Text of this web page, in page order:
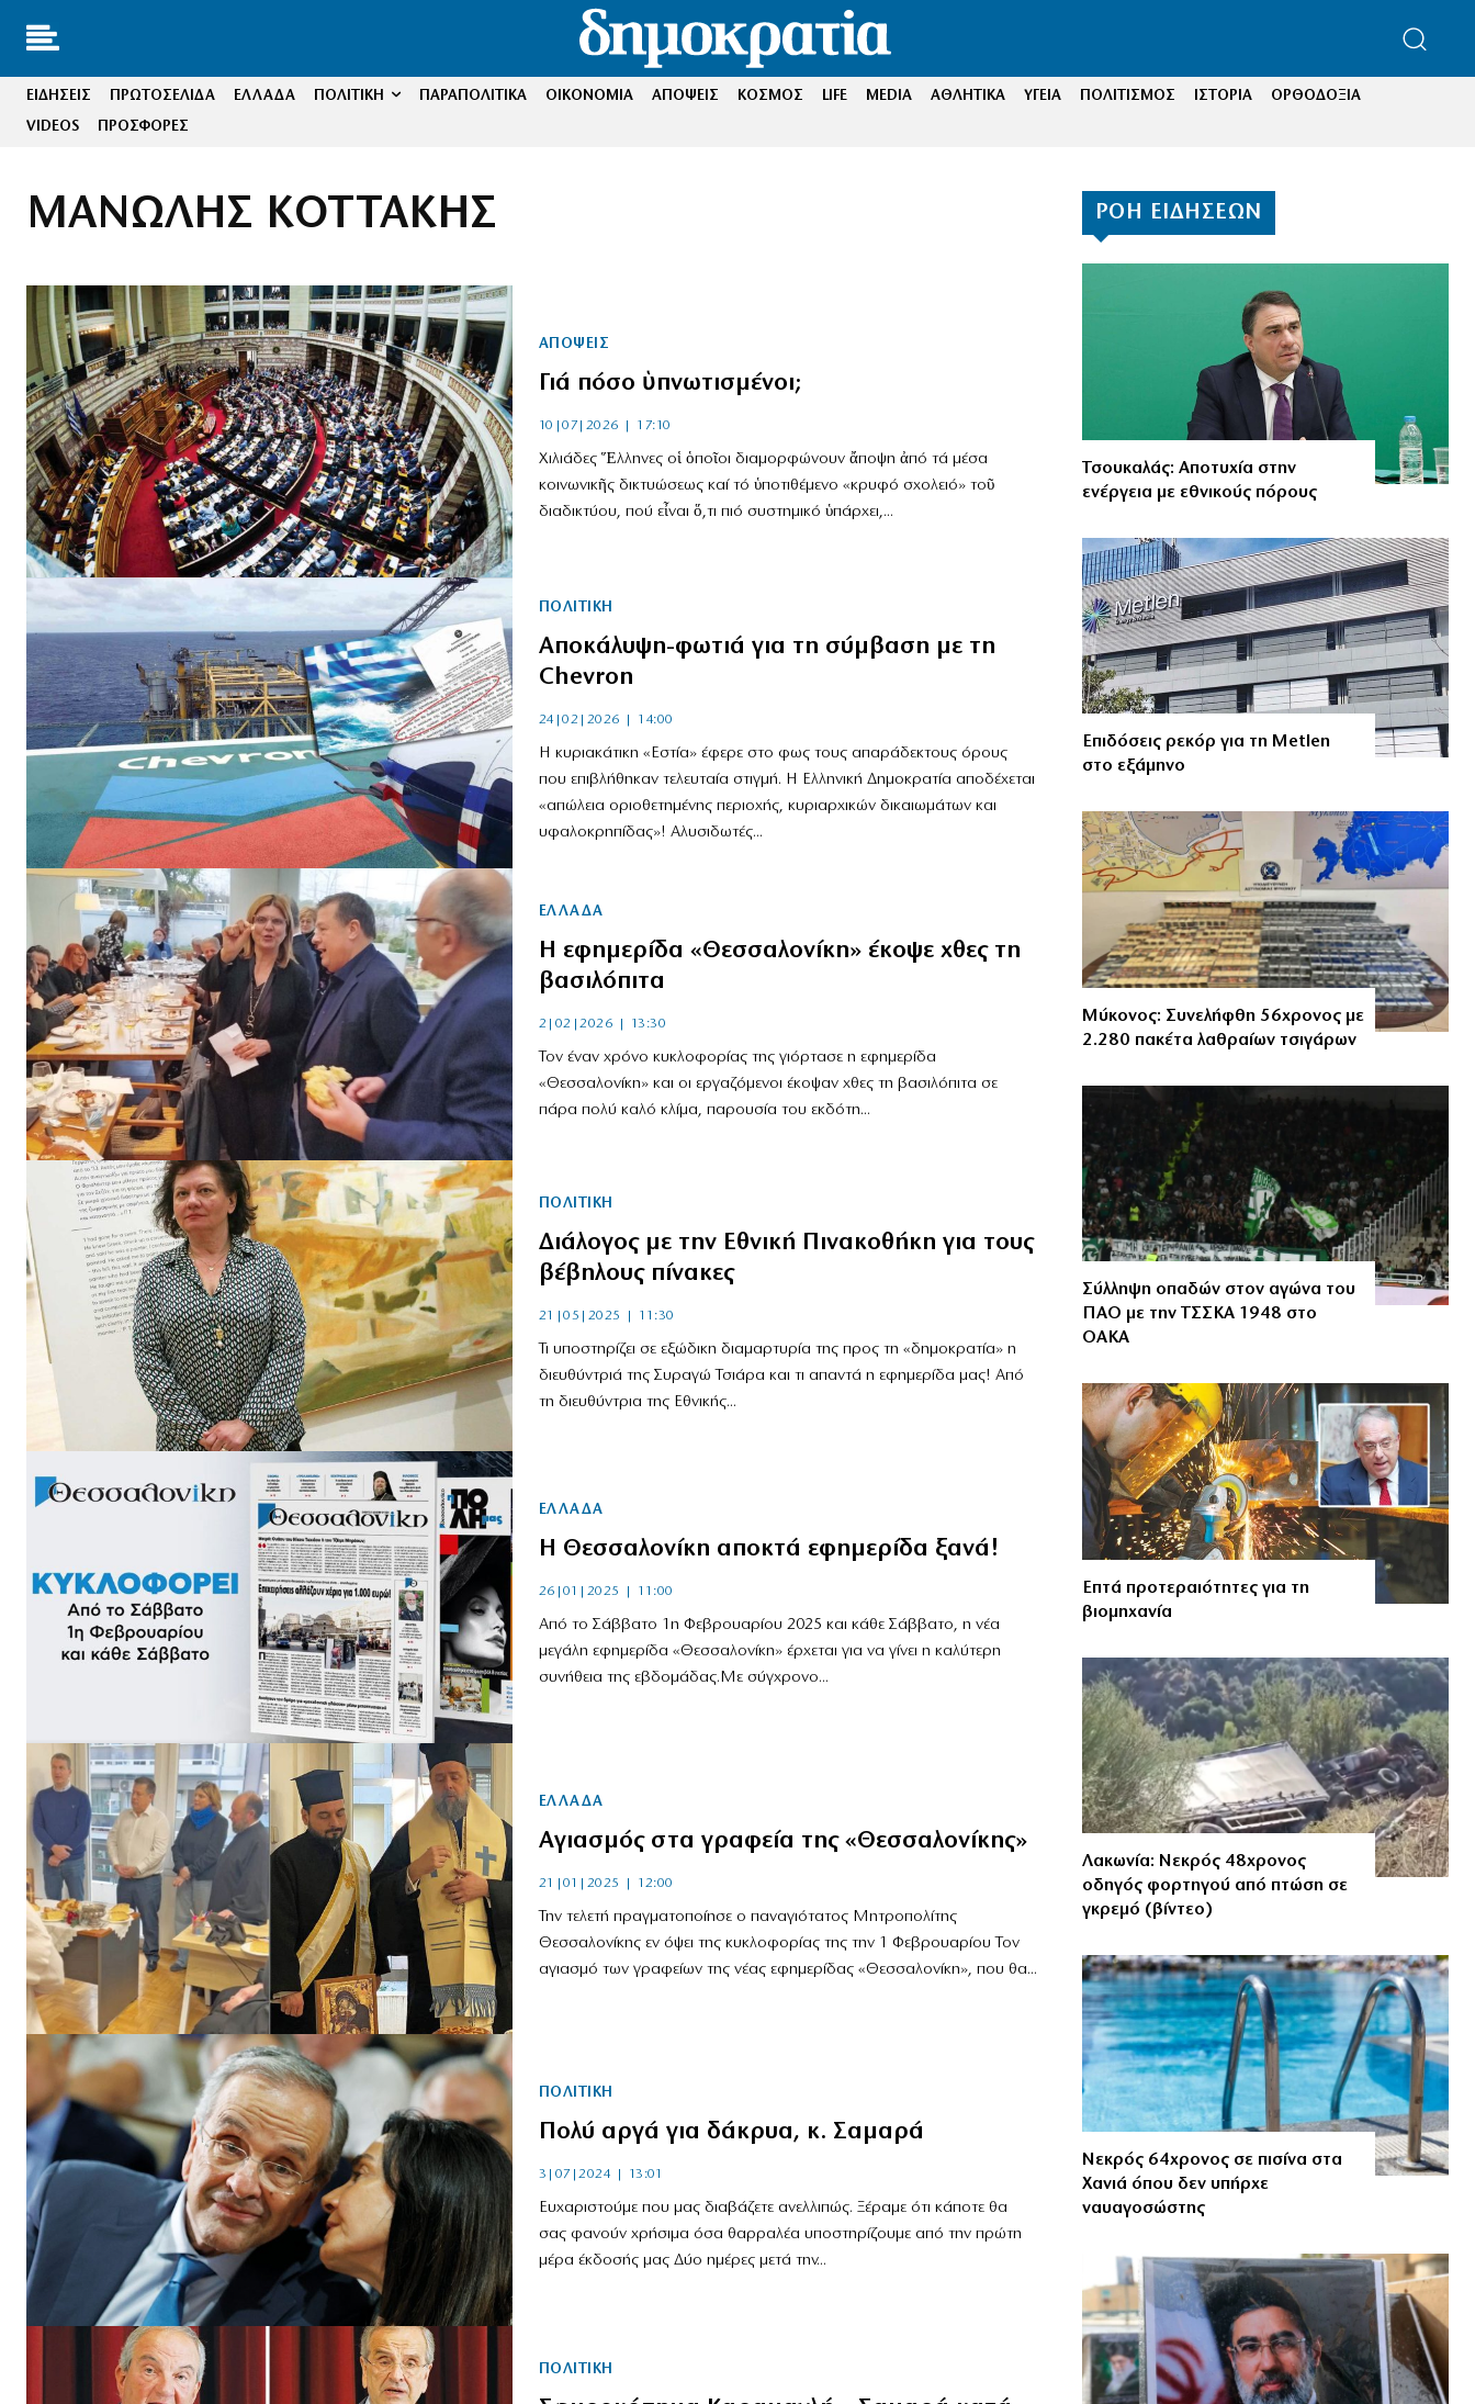
ΕΙΔΗΣΕΙΣ ΠΡΩΤΟΣΕΛΙΔΑ ΕΛΛΑΔΑ ΠΟΛΙΤΙΚΗ ΠΑΡΑΠΟΛΙΤΙΚΑ ΟΙΚΟΝΟΜΙΑ ΑΠΟΨΕΙΣ ΚΟΣΜΟΣ LIFE MEDIA ΑΘΛΗΤΙΚΑ ΥΓΕΙΑ ΠΟΛΙΤΙΣΜΟΣ ΙΣΤΟΡΙΑ
ΟΡΘΟΔΟΞΙΑ
VIDEOS
ΠΡΟΣΦΟΡΕΣ
ΜΑΝΩΛΗΣ ΚΟΤΤΑΚΗΣ
ΑΠΟΨΕΙΣ
Γιά πόσο ὑπνωτισμένοι;
10|07|2026 | 17:10
Χιλιάδες Ἕλληνες οἱ ὁποῖοι διαμορφώνουν ἄποψη ἀπό τά μέσα
κοινωνικῆς δικτυώσεως καί τό ὑποτιθέμενο «κρυφό σχολειό» τοῦ
διαδικτύου, πού εἶναι ὅ,τι πιό συστημικό ὑπάρχει,...
ΠΟΛΙΤΙΚΗ
Αποκάλυψη-φωτιά για τη σύμβαση με τη
Chevron
24|02|2026 | 14:00
Η κυριακάτικη «Εστία» έφερε στο φως τους απαράδεκτους όρους
που επιβλήθηκαν τελευταία στιγμή. Η Ελληνική Δημοκρατία αποδέχεται
«απώλεια οριοθετημένης περιοχής, κυριαρχικών δικαιωμάτων και
υφαλοκρηπίδας»! Αλυσιδωτές...
ΕΛΛΑΔΑ
Η εφημερίδα «Θεσσαλονίκη» έκοψε χθες τη
βασιλόπιτα
2|02|2026 | 13:30
Τον έναν χρόνο κυκλοφορίας της γιόρτασε η εφημερίδα
«Θεσσαλονίκη» και οι εργαζόμενοι έκοψαν χθες τη βασιλόπιτα σε
πάρα πολύ καλό κλίμα, παρουσία του εκδότη...
ΠΟΛΙΤΙΚΗ
Διάλογος με την Εθνική Πινακοθήκη για τους
βέβηλους πίνακες
21|05|2025 | 11:30
Τι υποστηρίζει σε εξώδικη διαμαρτυρία της προς τη «δημοκρατία» η
διευθύντριά της Συραγώ Τσιάρα και τι απαντά η εφημερίδα μας! Από
τη διευθύντρια της Εθνικής...
ΕΛΛΑΔΑ
Η Θεσσαλονίκη αποκτά εφημερίδα ξανά!
26|01|2025 | 11:00
Από το Σάββατο 1η Φεβρουαρίου 2025 και κάθε Σάββατο, η νέα
μεγάλη εφημερίδα «Θεσσαλονίκη» έρχεται για να γίνει η καλύτερη
συνήθεια της εβδομάδας.Με σύγχρονο...
ΕΛΛΑΔΑ
Αγιασμός στα γραφεία της «Θεσσαλονίκης»
21|01|2025 | 12:00
Την τελετή πραγματοποίησε ο παναγιότατος Μητροπολίτης
Θεσσαλονίκης εν όψει της κυκλοφορίας της την 1 Φεβρουαρίου Τον
αγιασμό των γραφείων της νέας εφημερίδας «Θεσσαλονίκη», που θα...
ΠΟΛΙΤΙΚΗ
Πολύ αργά για δάκρυα, κ. Σαμαρά
3|07|2024 | 13:01
Ευχαριστούμε που μας διαβάζετε ανελλιπώς. Ξέραμε ότι κάποτε θα
σας φανούν χρήσιμα όσα θαρραλέα υποστηρίζουμε από την πρώτη
μέρα έκδοσής μας Δύο ημέρες μετά την...
ΠΟΛΙΤΙΚΗ
ΡΟΗ ΕΙΔΗΣΕΩΝ
Τσουκαλάς: Αποτυχία στην
ενέργεια με εθνικούς πόρους
Επιδόσεις ρεκόρ για τη Metlen
στο εξάμηνο
Μύκονος: Συνελήφθη 56χρονος με
2.280 πακέτα λαθραίων τσιγάρων
Σύλληψη οπαδών στον αγώνα του
ΠΑΟ με την ΤΣΣΚΑ 1948 στο
ΟΑΚΑ
Επτά προτεραιότητες για τη
βιομηχανία
Λακωνία: Νεκρός 48χρονος
οδηγός φορτηγού από πτώση σε
γκρεμό (βίντεο)
Νεκρός 64χρονος σε πισίνα στα
Χανιά όπου δεν υπήρχε
ναυαγοσώστης